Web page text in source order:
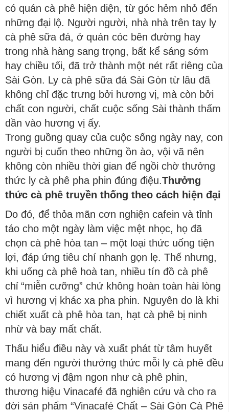
có quán cà phê hiện diện, từ góc hẻm nhỏ đến
những đại lộ. Người người, nhà nhà trên tay ly
cà phê sữa đá, ở quán cóc bên đường hay
trong nhà hàng sang trọng, bất kể sáng sớm
hay chiều tối, đã trở thành một nét rất riêng của
Sài Gòn. Ly cà phê sữa đá Sài Gòn từ lâu đã
không chỉ đặc trưng bởi hương vị, mà còn bởi
chất con người, chất cuộc sống Sài thành thấm
dần vào hương vị ấy.
Trong guồng quay của cuộc sống ngày nay, con
người bị cuốn theo những ồn ào, vội vã nên
không còn nhiều thời gian để ngồi chờ thưởng
thức ly cà phê pha phin đúng điệu.Thưởng
thức cà phê truyền thống theo cách hiện đại
Do đó, để thỏa mãn cơn nghiện cafein và tỉnh
táo cho một ngày làm việc mệt nhọc, họ đã
chọn cà phê hòa tan – một loại thức uống tiện
lợi, đáp ứng tiêu chí nhanh gọn lẹ. Thế nhưng,
khi uống cà phê hoà tan, nhiều tín đồ cà phê
chỉ “miễn cưỡng” chứ không hoàn toàn hài lòng
vì hương vị khác xa pha phin. Nguyên do là khi
chiết xuất cà phê hòa tan, hạt cà phê bị ninh
nhừ và bay mất chất.
Thấu hiểu điều này và xuất phát từ tâm huyết
mang đến người thưởng thức mỗi ly cà phê đều
có hương vị đậm ngon như cà phê phin,
thương hiệu Vinacafé đã nghiên cứu và cho ra
đời sản phẩm “Vinacafé Chất – Sài Gòn Cà Phê